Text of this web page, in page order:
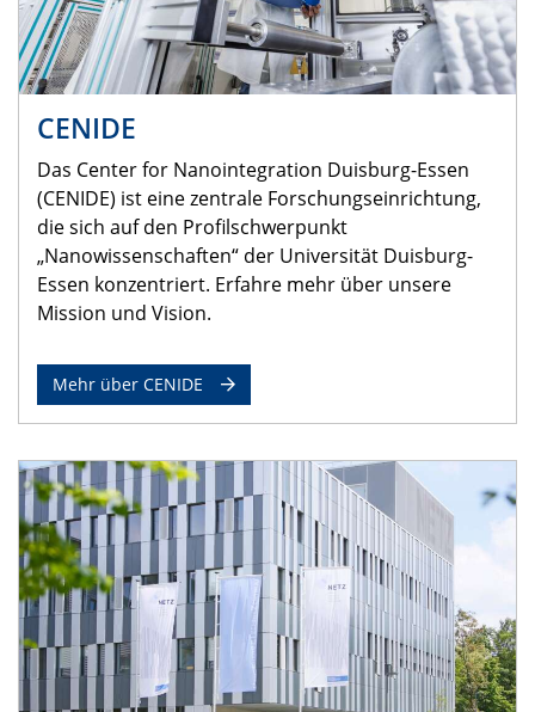
CENIDE
Das Center for Nanointegration Duisburg-Essen
(CENIDE) ist eine zentrale Forschungseinrichtung,
die sich auf den Profilschwerpunkt
„Nanowissenschaften“ der Universität Duisburg-
Essen konzentriert. Erfahre mehr über unsere
Mission und Vision.
Mehr über CENIDE